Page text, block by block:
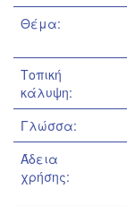
Θέμα:
Τοπική
κάλυψη:
Γλώσσα:
Άδεια
χρήσης: